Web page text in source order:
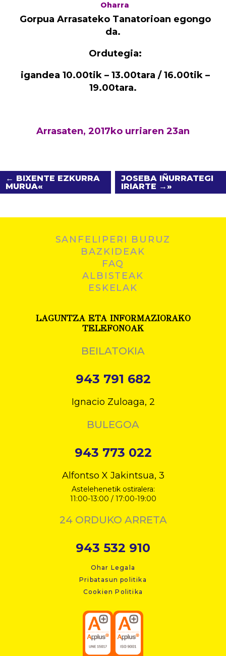
Oharra
Gorpua Arrasateko Tanatorioan egongo
da.
Ordutegia:
igandea 10.00tik – 13.00tara / 16.00tik –
19.00tara.
Arrasaten, 2017ko urriaren 23an
← BIXENTE EZKURRA
MURUA
JOSEBA IÑURRATEGI
IRIARTE →
SANFELIPERI BURUZ
BAZKIDEAK
FAQ
ALBISTEAK
ESKELAK
LAGUNTZA ETA INFORMAZIORAKO
TELEFONOAK
BEILATOKIA
943 791 682
Ignacio Zuloaga, 2
BULEGOA
943 773 022
Alfontso X Jakintsua, 3
Astelehenetik ostiralera:
11:00-13:00 / 17:00-19:00
24 ORDUKO ARRETA
943 532 910
Ohar Legala
Pribatasun politika
Cookien Politika